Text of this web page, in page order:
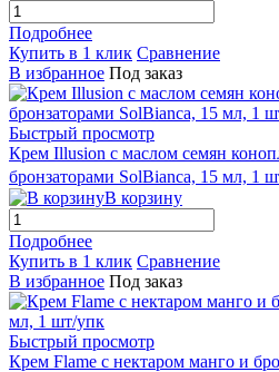
Подробнее
Купить в 1 клик Сравнение
В избранное Под заказ
Быстрый просмотр
Крем Illusion с маслом семян
бронзаторами SolBianca, 15 мл, 1
В корзину
Подробнее
Купить в 1 клик Сравнение
В избранное Под заказ
Быстрый просмотр
Крем Flame с нектаром манго и